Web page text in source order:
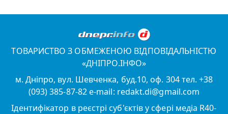
ТОВАРИСТВО З ОБМЕЖЕНОЮ ВІДПОВІДАЛЬНІСТЮ
«ДНІПРО.ІНФО»
м. Дніпро, вул. Шевченка, буд.10, оф. 304 тел. +38
(093) 385-87-82 e-mail: redakt.di@gmail.com
Ідентифікатор в реєстрі суб'єктів у сфері медіа R40-